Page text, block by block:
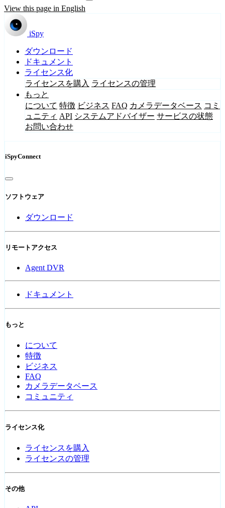
View this page in English
iSpy
ダウンロード
ドキュメント
ライセンス化
ライセンスを購入 ライセンスの管理
もっと
について 特徴 ビジネス FAQ カメラデータベース コミ
ュニティ API システムアドバイザー サービスの状態
お問い合わせ
iSpyConnect
ソフトウェア
ダウンロード
リモートアクセス
Agent DVR
ドキュメント
もっと
について
特徴
ビジネス
FAQ
カメラデータベース
コミュニティ
ライセンス化
ライセンスを購入
ライセンスの管理
その他